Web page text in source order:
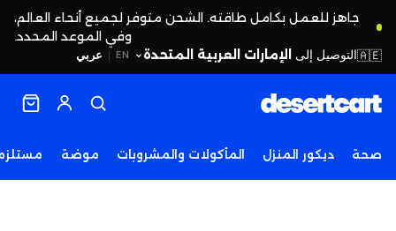
جاهز للعمل بكامل طاقته. الشحن متوفر لجميع أنحاء العالم،
وفي الموعد المحدد.
EN
| عربي 🇦🇪التوصيل إلى الإمارات العربية المتحدة
صحة ديكور المنزل المأكولات والمشروبات موضة